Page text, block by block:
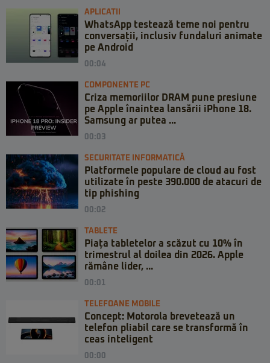
APLICATII
WhatsApp testează teme noi pentru
conversații, inclusiv fundaluri animate
pe Android
00:04
COMPONENTE PC
Criza memoriilor DRAM pune presiune
pe Apple înaintea lansării iPhone 18.
Samsung ar putea ...
00:03
SECURITATE INFORMATICĂ
Platformele populare de cloud au fost
utilizate în peste 390.000 de atacuri de
tip phishing
00:02
TABLETE
Piața tabletelor a scăzut cu 10% în
trimestrul al doilea din 2026. Apple
rămâne lider, ...
00:01
TELEFOANE MOBILE
Concept: Motorola brevetează un
telefon pliabil care se transformă în
ceas inteligent
00:00